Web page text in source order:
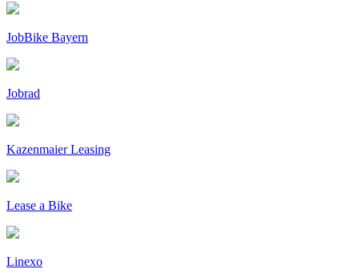
JobBike Bayern
Jobrad
Kazenmaier Leasing
Lease a Bike
Linexo